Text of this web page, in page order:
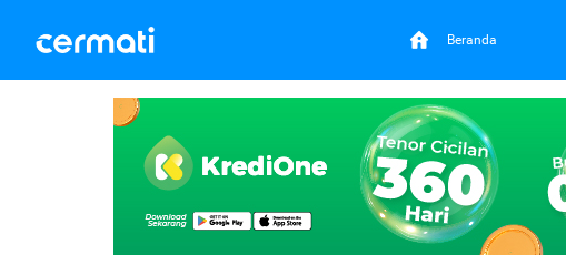
Beranda